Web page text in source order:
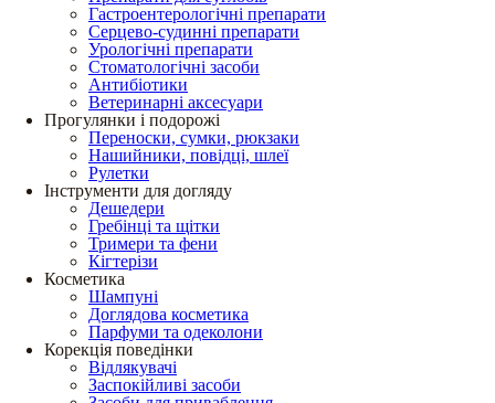
Гастроентерологічні препарати
Серцево-судинні препарати
Урологічні препарати
Стоматологічні засоби
Антибіотики
Ветеринарні аксесуари
Прогулянки і подорожі
Переноски, сумки, рюкзаки
Нашийники, повідці, шлеї
Рулетки
Інструменти для догляду
Дешедери
Гребінці та щітки
Тримери та фени
Кігтерізи
Косметика
Шампуні
Доглядова косметика
Парфуми та одеколони
Корекція поведінки
Відлякувачі
Заспокійливі засоби